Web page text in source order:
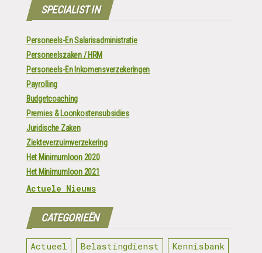
SPECIALIST IN
Personeels-En Salarisadministratie
Personeelszaken / HRM
Personeels-En Inkomensverzekeringen
Payrolling
Budgetcoaching
Premies & Loonkostensubsidies
Juridische Zaken
Ziekteverzuimverzekering
Het Minimumloon 2020
Het Minimumloon 2021
Actuele Nieuws
CATEGORIEËN
Actueel Belastingdienst
Kennisbank